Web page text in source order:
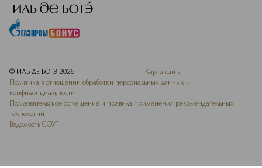
© ИЛЬ ДЕ БОТЭ 2026
Карта сайта
Политика в отношении обработки персональных данных и
конфиденциальности
Пользовательское соглашение и правила применения рекомендательных
технологий
Ведомость СОУТ